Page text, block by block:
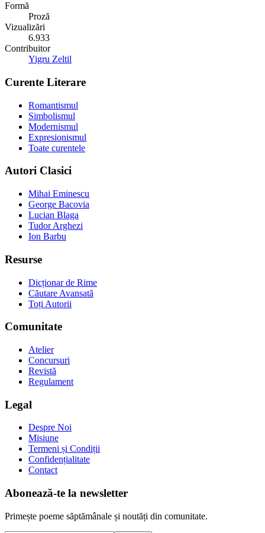
Formă
Proză
Vizualizări
6.933
Contribuitor
Yigru Zeltil
Curente Literare
Romantismul
Simbolismul
Modernismul
Expresionismul
Toate curentele
Autori Clasici
Mihai Eminescu
George Bacovia
Lucian Blaga
Tudor Arghezi
Ion Barbu
Resurse
Dicționar de Rime
Căutare Avansată
Toți Autorii
Comunitate
Atelier
Concursuri
Revistă
Regulament
Legal
Despre Noi
Misiune
Termeni și Condiții
Confidențialitate
Contact
Abonează-te la newsletter
Primește poeme săptămânale și noutăți din comunitate.